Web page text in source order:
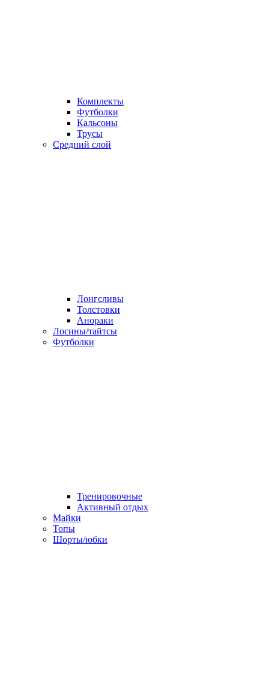
Комплекты
Футболки
Кальсоны
Трусы
Средний слой
Лонгсливы
Толстовки
Анораки
Лосины/тайтсы
Футболки
Тренировочные
Активный отдых
Майки
Топы
Шорты/юбки